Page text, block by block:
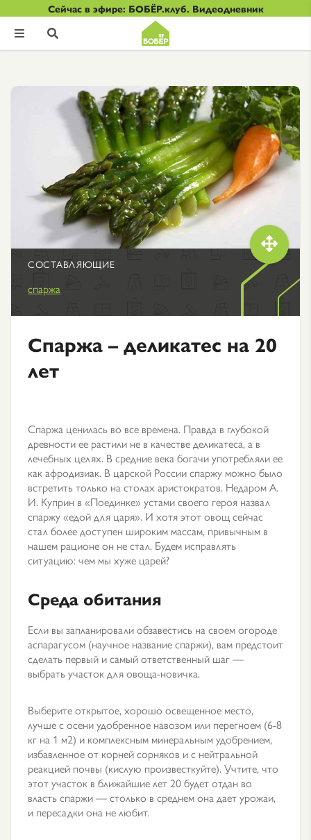
Сейчас в эфире: БОБЁР.клуб. Видеодневник
 

СОСТАВЛЯЮЩИЕ
спаржа
Спаржа – деликатес на 20
лет
Спаржа ценилась во все времена. Правда в глубокой
древности ее растили не в качестве деликатеса, а в
лечебных целях. В средние века богачи употребляли ее
как афродизиак. В царской России спаржу можно было
встретить только на столах аристократов. Недаром А.
И. Куприн в «Поединке» устами своего героя назвал
спаржу «едой для царя». И хотя этот овощ сейчас
стал более доступен широким массам, привычным в
нашем рационе он не стал. Будем исправлять
ситуацию: чем мы хуже царей?
Среда обитания
Если вы запланировали обзавестись на своем огороде
аспарагусом (научное название спаржи), вам предстоит
сделать первый и самый ответственный шаг —
выбрать участок для овоща-новичка.
Выберите открытое, хорошо освещенное место,
лучше с осени удобренное навозом или перегноем (6-8
кг на 1 м2) и комплексным минеральным удобрением,
избавленное от корней сорняков и с нейтральной
реакцией почвы (кислую произвесткуйте). Учтите, что
этот участок в ближайшие лет 20 будет отдан во
власть спаржи — столько в среднем она дает урожаи,
и пересадки она не любит.